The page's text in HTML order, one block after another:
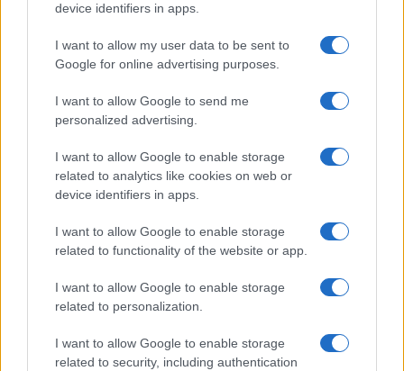
device identifiers in apps.
I want to allow my user data to be sent to
Google for online advertising purposes.
I want to allow Google to send me
personalized advertising.
I want to allow Google to enable storage
related to analytics like cookies on web or
device identifiers in apps.
I want to allow Google to enable storage
related to functionality of the website or app.
I want to allow Google to enable storage
related to personalization.
I want to allow Google to enable storage
related to security, including authentication
solar total
Lucía Fernández · 3 Ago 2026
MÁS LEÍDOS
Qué hacer si un gato se rompe el espolón: consejos
útiles
Guía sobre el crecimiento y cuidado del border collie
saludables